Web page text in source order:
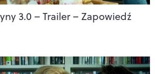
3.0 – Trailer – Zapowiedź